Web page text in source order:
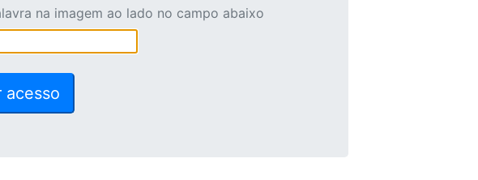
na imagem ao lado no campo abaixo